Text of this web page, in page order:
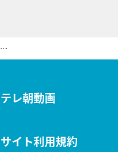
SixTONES髙地優吾、『ミラクル9』4時間SPでファインプレー連発！「紅白歌合戦より緊張します」
テレ朝動画
サイト利用規約